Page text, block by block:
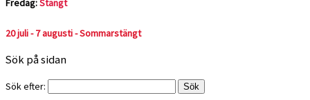
Fredag:Stängt
20 juli - 7 augusti - Sommarstängt
Sök på sidan
Sök efter: